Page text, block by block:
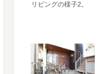
リビングの様子2。